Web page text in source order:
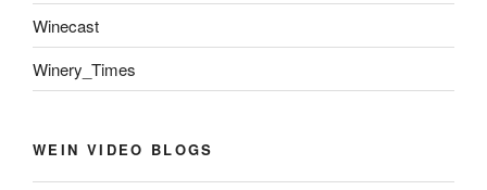
Winecast
Winery_Times
WEIN VIDEO BLOGS